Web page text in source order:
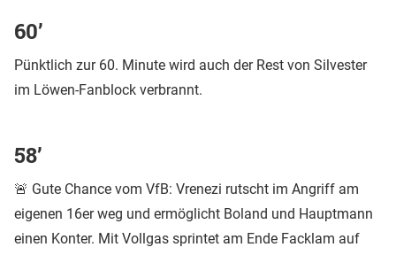
60’
Pünktlich zur 60. Minute wird auch der Rest von Silvester
im Löwen-Fanblock verbrannt.
58’
🚨 Gute Chance vom VfB: Vrenezi rutscht im Angriff am
eigenen 16er weg und ermöglicht Boland und Hauptmann
einen Konter. Mit Vollgas sprintet am Ende Facklam auf